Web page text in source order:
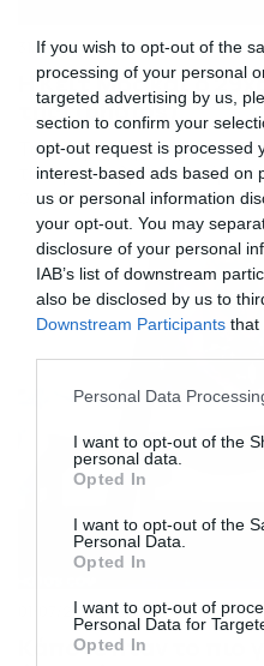
If you wish to opt-out of the
processing of your personal
targeted advertising by us,
section to confirm your
opt-out request is processed
interest-based ads based on
us or personal information
your opt-out. You may
disclosure of your personal
IAB’s list of downstream
also be disclosed by us to
Downstream Participants that
Please note that this
not limited to your visit or
grant or deny consent to
use your data for below
consent section.
Personal Data
I want to opt-out of the
personal data.
Opted In
I want to opt-out of the
Personal Data.
Opted In
I want to opt-out of
Personal Data for
Opted In
31/07/2016 14:52
Η Κέιτ Μος και ο
της! (photos)
Τα έχει με μικρότερο και
της χρόνια βρήκε τον
σύντροφό της. Η ίδια
από αυτή τη σχέση, την
αρραβωνιάστηκαν. Αν
καταλήξουν στο γάμο θα
όμως αυτή, δεν θα […]
01/07/2016 08:22
Κάποτε ήταν το πιο